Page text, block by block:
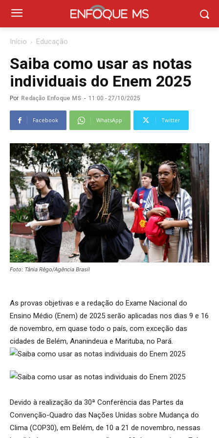
Início Educação
Saiba como usar as notas
individuais do Enem 2025
Por Redação Enfoque MS - 11:00 - 27/10/2025
Facebook WhatsApp Twitter
Foto: Tânia Rêgo/Agência Brasil
As provas objetivas e a redação do Exame Nacional do
Ensino Médio (Enem) de 2025 serão aplicadas nos dias 9 e 16
de novembro, em quase todo o país, com exceção das
cidades de Belém, Ananindeua e Marituba, no Pará.
Devido à realização da 30ª Conferência das Partes da
Convenção-Quadro das Nações Unidas sobre Mudança do
Clima (COP30), em Belém, de 10 a 21 de novembro, nessas